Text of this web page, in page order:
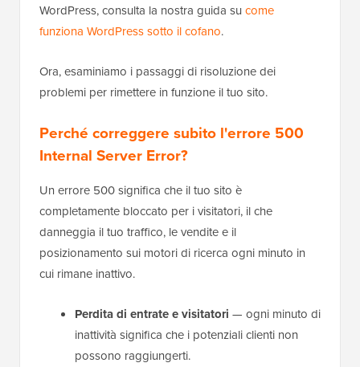
WordPress, consulta la nostra guida su come
funziona WordPress sotto il cofano.
Ora, esaminiamo i passaggi di risoluzione dei
problemi per rimettere in funzione il tuo sito.
Perché correggere subito l'errore 500
Internal Server Error?
Un errore 500 significa che il tuo sito è
completamente bloccato per i visitatori, il che
danneggia il tuo traffico, le vendite e il
posizionamento sui motori di ricerca ogni minuto in
cui rimane inattivo.
Perdita di entrate e visitatori — ogni minuto di
inattività significa che i potenziali clienti non
possono raggiungerti.